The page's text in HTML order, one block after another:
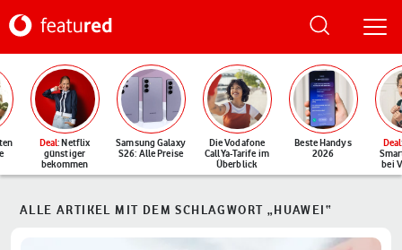
Deal: Netflix
günstiger
bekommen
Samsung Galaxy
S26: Alle Preise
Die Vodafone
CallYa-Tarife im
Überblick
Beste Handys
2026
Deal
bei
ALLE ARTIKEL MIT DEM SCHLAGWORT „HUAWEI“